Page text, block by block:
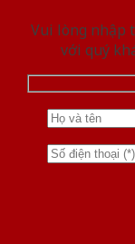
Vui lòng nhập
với quý